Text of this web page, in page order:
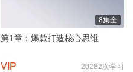
8集全
第1章：爆款打造核心思维
VIP 20282次学习